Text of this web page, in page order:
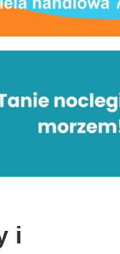
i